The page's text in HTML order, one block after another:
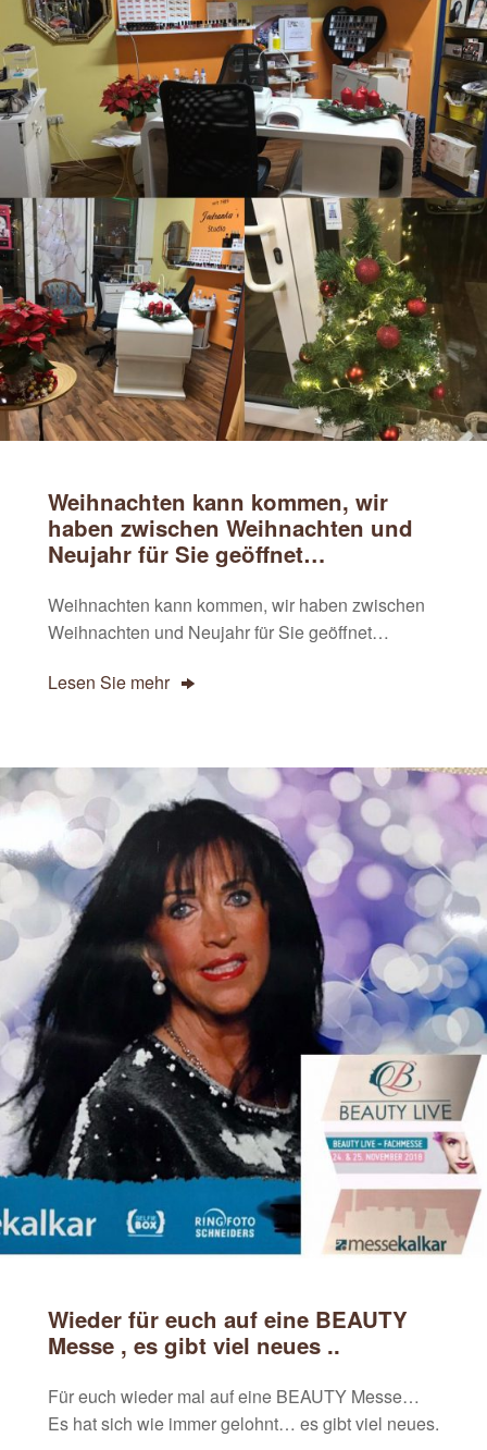
Weihnachten kann kommen, wir
haben zwischen Weihnachten und
Neujahr für Sie geöffnet…
Weihnachten kann kommen, wir haben zwischen
Weihnachten und Neujahr für Sie geöffnet…
Lesen Sie mehr
Wieder für euch auf eine BEAUTY
Messe , es gibt viel neues ..
Für euch wieder mal auf eine BEAUTY Messe…
Es hat sich wie immer gelohnt… es gibt viel neues.